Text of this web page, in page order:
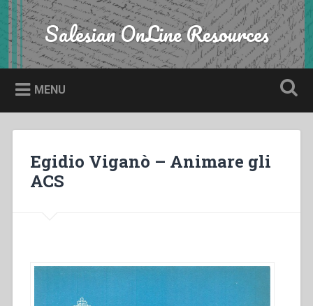
Skip
to
content
Search Salesian OnLine Resources
MENU
Egidio Viganò – Animare gli
ACS